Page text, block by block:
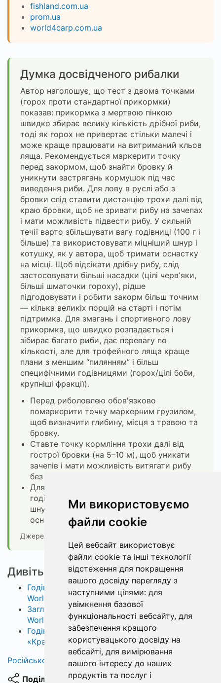
Ми використовуємо
файли cookie
Цей вебсайт використовує
файли cookie та інші технології
відстеження для покращення
вашого досвіду перегляду з
наступними цілями: для
увімкнення базової
функціональності вебсайту, для
забезпечення кращого
користувацького досвіду на
вебсайті, для вимірювання
вашого інтересу до наших
продуктів та послуг і
fishland.com.ua
prom.ua
world4carp.com.ua
Думка досвідченого рибалки
Автор наголошує, що тест з двома точками
(горох проти стандартної прикормки)
показав: прикормка з мертвою пінкою
швидко збирає велику кількість дрібної риби,
тоді як горох не привертає стільки малечі і
може краще працювати на витриманий кльов
ляща. Рекомендується маркерити точку
перед закормом, щоб знайти бровку й
уникнути застрягань кормушок під час
виведення риби. Для лову в руслі або з
бровки слід ставити дистанцію трохи далі від
краю бровки, щоб не зривати рибу на зачепах
і мати можливість підвести рибу. У сильній
течії варто збільшувати вагу годівниці (100 г і
більше) та використовувати міцніший шнур і
котушку, як у автора, щоб тримати оснастку
на місці. Щоб відсікати дрібну рибу, слід
застосовувати більші насадки (цілі червʼяки,
більші шматочки гороху), рідше
підгодовувати і робити закорм більш точним
— кілька великіх порцій на старті і потім
підтримка. Для змагань і спортивного лову
прикормка, що швидко розпадається і
зібирає багато риби, дає перевагу по
кількості, але для трофейного ляща краще
плани з меншим “пилянням” і більш
специфічними годівницями (горох/цілі боби,
крупніші фракції).
Перед риболовлею обов'язково
помаркерити точку маркерним грузилом,
щоб визначити глибину, місця з травою та
бровку.
Ставте точку кормління трохи далі від
гострої бровки (на 5–10 м), щоб уникати
зачепів і мати можливість витягати рибу
без зривів об дно.
Для лову в течії використовуйте важчі
годівниці (починаючи від 100 г) і міцний
шнур (наприклад, Climax 0,18), щоб
оснастка трималась на місці.
Джерело: Serhiienko Fishing —
Дивіться також
Годівниця Флет «Лодочка» Flat Boat
World4Carp 28×75 мм, 30 г
Заглушка для фідерної годівниці Feeder
World4Carp, 33×40 мм
Годівниця флет World4Carp Flat Drop XL
«Крапля», 33×80 мм, 120 г
Російською
Поділитися